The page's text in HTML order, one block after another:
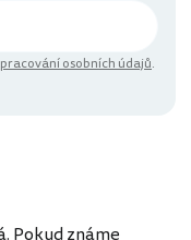
osobních údajů.